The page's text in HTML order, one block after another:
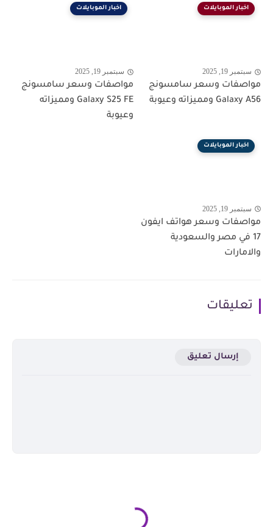
اخبار الموبايلات
سبتمبر 19, 2025
مواصفات وسعر سامسونج
Galaxy A56 ومميزاته وعيوبة
اخبار الموبايلات
سبتمبر 19, 2025
مواصفات وسعر سامسونج
Galaxy S25 FE ومميزاته
وعيوبة
اخبار الموبايلات
سبتمبر 19, 2025
مواصفات وسعر هواتف ايفون
17 في مصر والسعودية
والامارات
تعليقات
إرسال تعليق